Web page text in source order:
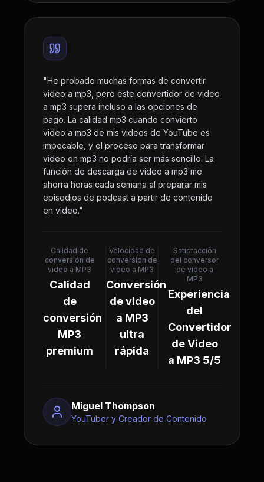
"He probado muchas formas de convertir
video a mp3, pero este convertidor de video
a mp3 supera incluso a las opciones de
pago. La calidad mp3 cuando convierto
video a mp3 de mis videos de YouTube es
impecable, y el proceso para transformar
video en mp3 no podría ser más sencillo. La
función de descarga de video a mp3 me
ahorra horas cada semana al preparar mis
episodios de podcast a partir de contenido
en video."
Calidad de
conversión de
video a MP3
Calidad
de
conversión
MP3
premium
Velocidad de
conversión de
video a MP3
Conversión
de video
a MP3
ultra
rápida
Satisfacción
del conversor
de video a
MP3
Experiencia
del
Convertidor
de Video
a MP3 5/5
Miguel Thompson
YouTuber y Creador de Contenido